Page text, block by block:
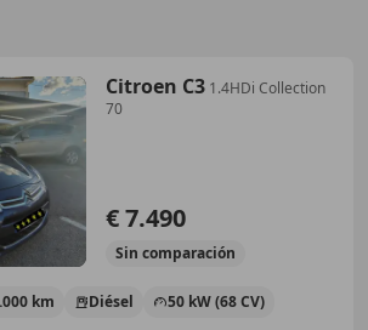
Citroen C3 1.4HDi Collection
70
€ 7.490
Sin comparación
km Diésel 50 kW (68 CV)